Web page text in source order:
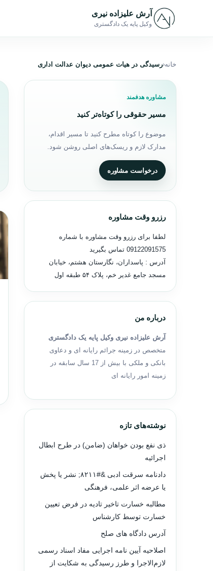
پرش به محتوا
آرش علیزاده نیری
وکیل پایه یک دادگستری
خانه رسیدگی در هیات عمومی دیوان عدالت اداری
مشاوره هدفمند
مسیر حقوقی را کوتاه‌تر کنید
موضوع را کوتاه مطرح کنید تا مسیر اقدام،
مدارک لازم و ریسک‌های اصلی روشن شود.
درخواست مشاوره
رزرو وقت مشاوره
لطفا برای رزرو وقت مشاوره با شماره
09122091575 تماس بگیرید
آدرس : پاسداران، نگارستان هشتم، خیابان
مسجد جامع غدیر خم، پلاک ۵۴ طبقه اول
درباره من
آرش علیزاده نیری وکیل پایه یک دادگستری
متخصص در زمینه جرائم رایانه ای و دعاوی
بانکی و ملکی با بیش از 17 سال سابقه در
زمینه امور رایانه ای
نوشته‌های تازه
ذی نفع بودن خواهان (ضامن) در طرح ابطال
اجرائیه
دادنامه سرقت ادبی &#۸۲۱۱; نشر یا پخش
یا عرضه اثر علمی، فرهنگی
مطالبه خسارت تاخیر تادیه در فرض تعیین
خسارت توسط کارشناس
آدرس دادگاه های صلح
اصلاحیه آیین نامه اجرایی مفاد اسناد رسمی
لازم‌الاجرا و طرز رسیدگی به شکایت از